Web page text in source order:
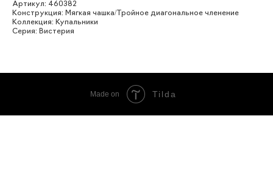
Артикул: 460382
Конструкция: Мягкая чашка/Тройное диагональное членение
Коллекция: Купальники
Серия: Вистерия
Made on Tilda